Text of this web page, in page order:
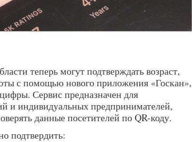
теперь могут подтверждать возраст,
с помощью нового приложения «Госкан»,
Сервис предназначен для
и индивидуальных предпринимателей,
данные посетителей по QR-коду.
подтвердить: